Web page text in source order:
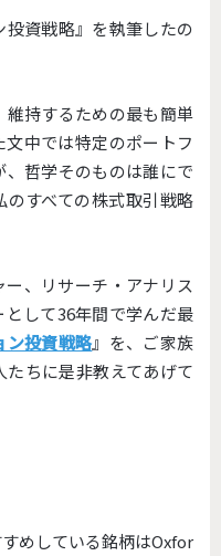
資戦略』を執筆したの
維持するための最も簡単
中では特定のポートフ
哲学そのものは誰にで
すべての株式取引戦略
、リサーチ・アナリス
として36年間で学んだ最
ン投資戦略』を、ご家族
ちに是非教えてあげて
めしている銘柄はOxfor